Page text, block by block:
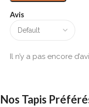
Avis
Il n’y a pas encore
Nos Tapis